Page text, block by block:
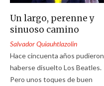
Un largo, perenne y
sinuoso camino
Salvador Quiauhtlazolin
Hace cincuenta años pudieron
haberse disuelto Los Beatles.
Pero unos toques de buen